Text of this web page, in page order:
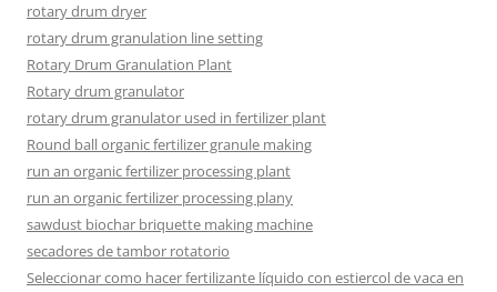
rotary drum dryer
rotary drum granulation line setting
Rotary Drum Granulation Plant
Rotary drum granulator
rotary drum granulator used in fertilizer plant
Round ball organic fertilizer granule making
run an organic fertilizer processing plant
run an organic fertilizer processing plany
sawdust biochar briquette making machine
secadores de tambor rotatorio
Seleccionar como hacer fertilizante líquido con estiercol de vaca en